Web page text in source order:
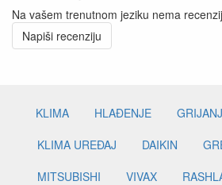
Na vašem trenutnom jeziku nema
Napiši recenziju
KLIMA HLAĐENJE
KLIMA UREĐAJ
DAIKIN
MITSUBISHI
VIVAX